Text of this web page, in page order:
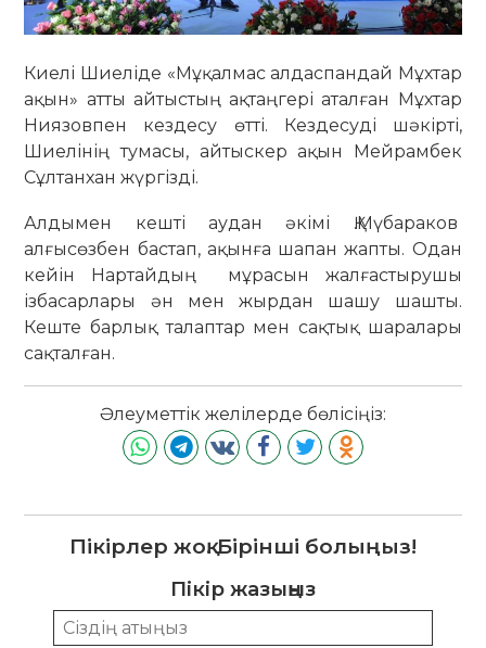
Киелі Шиеліде «Мұқалмас алдаспандай Мұхтар
ақын» атты айтыстың ақтаңгері аталған Мұхтар
Ниязовпен кездесу өтті. Кездесуді шәкірті,
Шиелінің тумасы, айтыскер ақын Мейрамбек
Сұлтанхан жүргізді.
Алдымен кешті аудан әкімі Қ.Мүбараков
алғысөзбен бастап, ақынға шапан жапты. Одан
кейін Нартайдың мұрасын жалғастырушы
ізбасарлары ән мен жырдан шашу шашты.
Кеште барлық талаптар мен сақтық шаралары
сақталған.
Әлеуметтік желілерде бөлісіңіз:
Пікірлер жоқ. Бірінші болыңыз!
Пікір жазыңыз